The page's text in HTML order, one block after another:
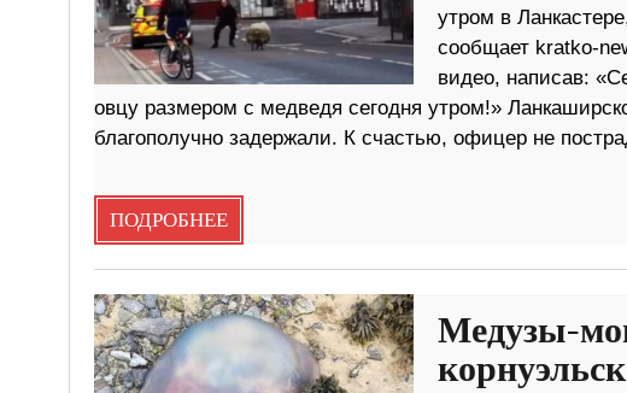
утром в
сообщает kratko-
видео, написав:
овцу размером с медведя сегодня утром!»
благополучно задержали. К счастью, офицер не
ПОДРОБНЕЕ
Медузы-